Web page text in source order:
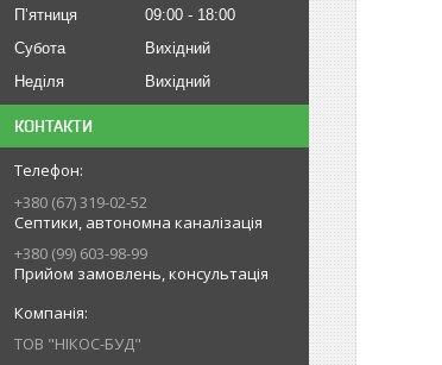
Пʼятниця
09:00
18:00
Субота
Вихідний
Неділя
Вихідний
КОНТАКТИ
+380 (67) 319-02-52
Септики, автономна каналізація
+380 (99) 603-98-99
Прийом замовлень, консультація
ТОВ "НІКОС-БУД"